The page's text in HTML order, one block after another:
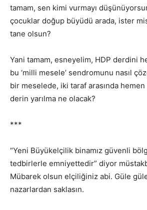
tamam, sen kimi vurmayı
çocuklar doğup büyüdü arada, ister
tane olsun?
Yani tamam, esneyelim, HDP derdini
bu ‘milli mesele’ sendromunu nasıl
bir meselede, iki taraf arasında hemen
derin yarılma ne olacak?
***
“Yeni Büyükelçilik binamız güvenli
tedbirlerle emniyettedir” diyor
Mübarek olsun elçiliğiniz abi. Güle
nazarlardan saklasın.